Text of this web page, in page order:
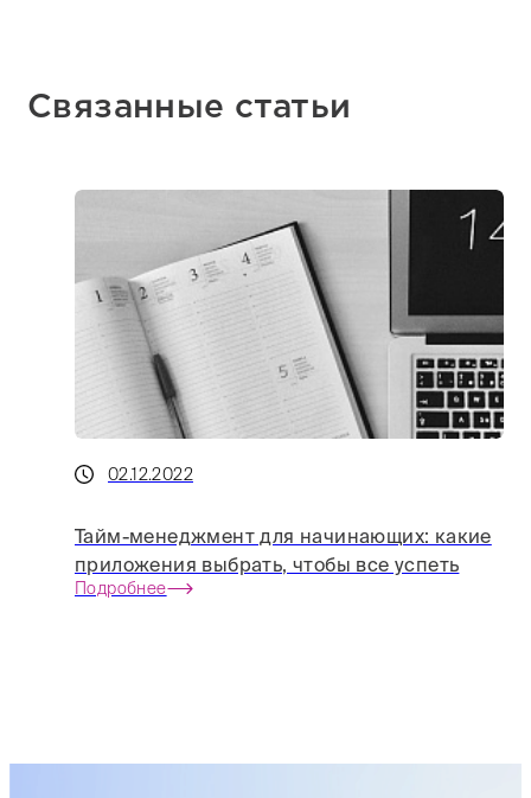
Связанные статьи
02.12.2022
Тайм-менеджмент для начинающих: какие
приложения выбрать, чтобы все успеть
Подробнее